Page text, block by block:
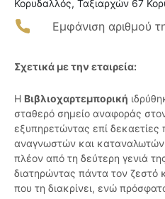
Κορυδαλλός, Ταξιαρχών 67
Εμφάνιση αριθμού
Σχετικά με την εταιρεία:
Η Βιβλιοχαρτεμπορική
σταθερό σημείο αναφοράς
εξυπηρετώντας επί δεκαετίες
αναγνωστών και καταναλωτών.
πλέον από τη δεύτερη γενιά
διατηρώντας πάντα τον ζεστό
που τη διακρίνει, ενώ